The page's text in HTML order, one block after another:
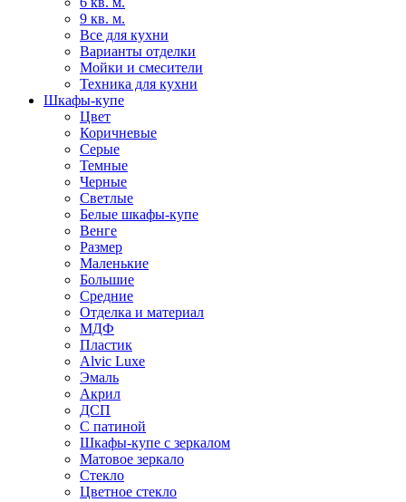
9 кв. м.
Все для кухни
Варианты отделки
Мойки и смесители
Техника для кухни
Шкафы-купе
Цвет
Коричневые
Серые
Темные
Черные
Светлые
Белые шкафы-купе
Венге
Размер
Маленькие
Большие
Средние
Отделка и материал
МДФ
Пластик
Alvic Luxe
Эмаль
Акрил
ДСП
С патиной
Шкафы-купе с зеркалом
Матовое зеркало
Стекло
Цветное стекло